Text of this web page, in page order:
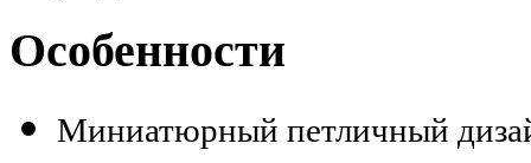
Особенности
Миниатюрный петличный